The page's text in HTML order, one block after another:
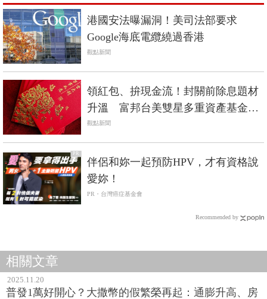
港國安法曝漏洞！美司法部要求
Google海底電纜繞過香港
觀點新聞
領紅包、拚現金流！封關前除息題材
升溫 富邦台美雙星多重資產基金成
焦點
觀點新聞
PR
伴侶和妳一起預防HPV，才有資格說
愛妳！
PR・台灣癌症基金會
Recommended by
相關文章
2025.11.20
普發1萬好開心？大撒幣的假繁榮再起：通膨升高、房